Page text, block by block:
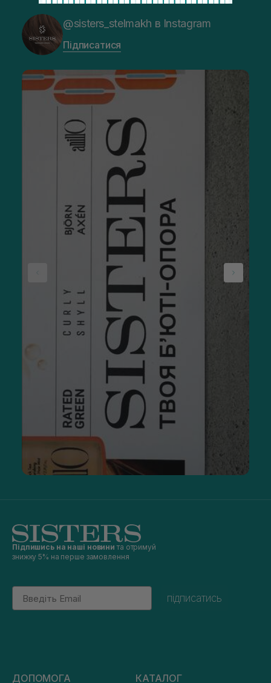
@sisters_stelmakh в Instagram
Підписатися
Підпишись на наші новини та отримуй
знижку 5% на перше замовлення
Email
підписатись
ДОПОМОГА КАТАЛОГ